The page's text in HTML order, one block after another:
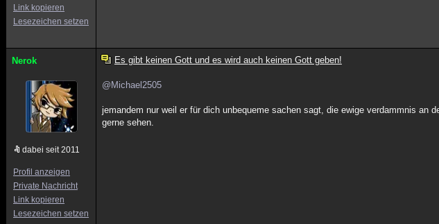
Link kopieren
Lesezeichen setzen
Nerok
dabei seit 2011
Profil anzeigen
Private Nachricht
Link kopieren
Lesezeichen setzen
Es gibt keinen Gott und es wird auch keinen Gott geben!
@Michael2505
jemandem nur weil er für dich unbequeme sachen sagt, die ewige verdammnis an
gerne sehen.